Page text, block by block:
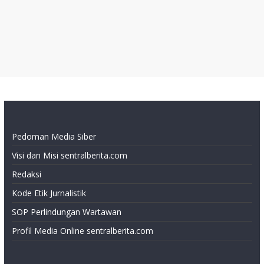
Pedoman Media Siber
Visi dan Misi sentralberita.com
Redaksi
Kode Etik Jurnalistik
SOP Perlindungan Wartawan
Profil Media Online sentralberita.com